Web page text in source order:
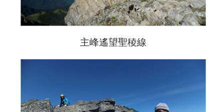
主峰遙望聖稜線